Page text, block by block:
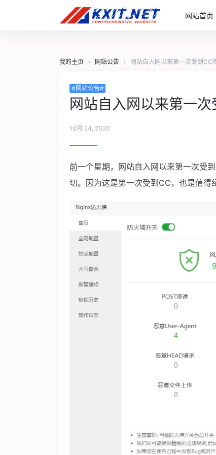
网站首页
我的主页 › 网站公告 › 网站自入网以来第一次受到CC
#网站公告#
网站自入网以来第一次
10月 24, 2020
前一个星期，网站自入网以来第一次受
切。因为这是第一次受到CC，也是值得